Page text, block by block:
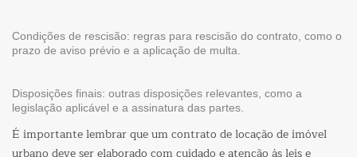
Condições de rescisão: regras para rescisão do contrato, como o
prazo de aviso prévio e a aplicação de multa.
Disposições finais: outras disposições relevantes, como a
legislação aplicável e a assinatura das partes.
É importante lembrar que um contrato de locação de imóvel
urbano deve ser elaborado com cuidado e atenção às leis e